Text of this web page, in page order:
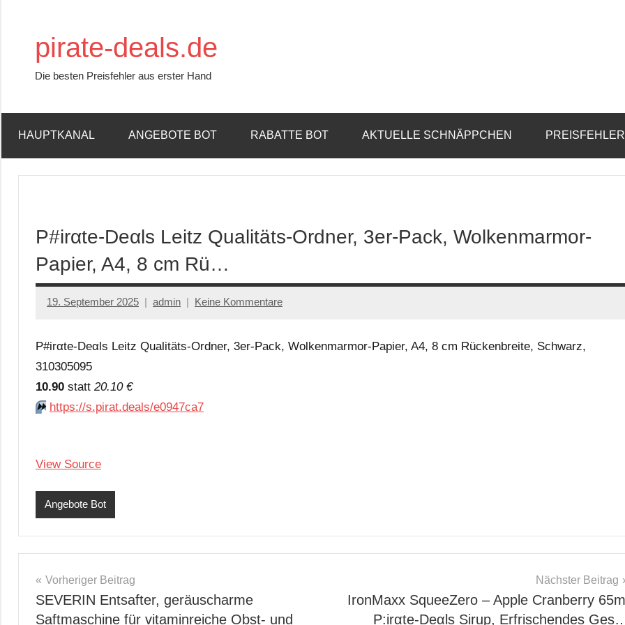
springenpirate-deals.de
Die besten Preisfehler aus erster Hand
HAUPTKANAL ANGEBOTE BOT RABATTE BOT AKTUELLE SCHNÄPPCHEN
P#irαtе-Dеαls Leitz Qualitäts-Ordner, 3er-Pack, Wolkenmarmor-
Papier, A4, 8 cm Rü…
19. September 2025 admin Keine Kommentare
P#irαtе-Dеαls Leitz Qualitäts-Ordner, 3er-Pack, Wolkenmarmor-Papier, A4, 8 cm Rückenbreite, Schwarz,
310305095
10.90 statt 20.10 €
⏩️ https://s.pirat.deals/e0947ca7
View Source
Angebote Bot
Beitragsnavigation
Vorheriger Beitrag
SEVERIN Entsafter, geräuscharme
Saftmaschine für vitaminreiche Obst- und
Nächster Beitrag
IronMaxx SqueeZero – Apple Cranberry 65ml
P:irαtе-Dеαls Sirup, Erfrischendes